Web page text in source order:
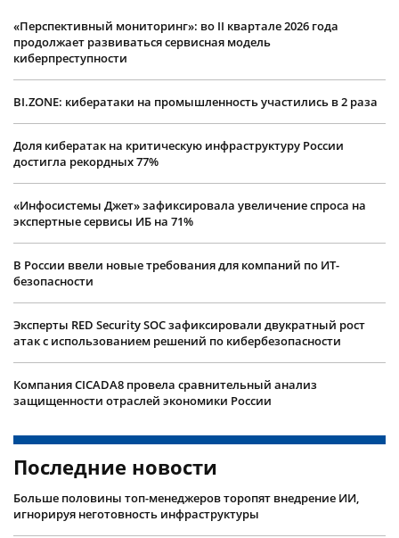
«Перспективный мониторинг»: во II квартале 2026 года
продолжает развиваться сервисная модель
киберпреступности
BI.ZONE: кибератаки на промышленность участились в 2 раза
Доля кибератак на критическую инфраструктуру России
достигла рекордных 77%
«Инфосистемы Джет» зафиксировала увеличение спроса на
экспертные сервисы ИБ на 71%
В России ввели новые требования для компаний по ИТ-
безопасности
Эксперты RED Security SOC зафиксировали двукратный рост
атак с использованием решений по кибербезопасности
Компания CICADA8 провела сравнительный анализ
защищенности отраслей экономики России
Последние новости
Больше половины топ-менеджеров торопят внедрение ИИ,
игнорируя неготовность инфраструктуры